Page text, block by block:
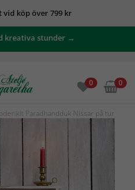
köp över 799 kr
kreativa stunder →
0 0
Paradhandduk Nissar på tur